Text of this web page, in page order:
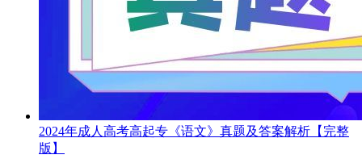
2024年成人高考高起专《语文》真题及答案解析【完整
版】